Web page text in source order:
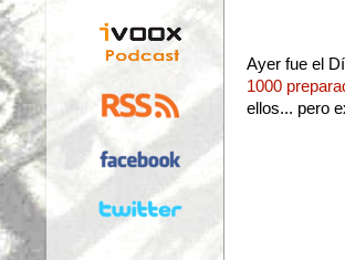
Ayer fue el
1000
ellos... pero